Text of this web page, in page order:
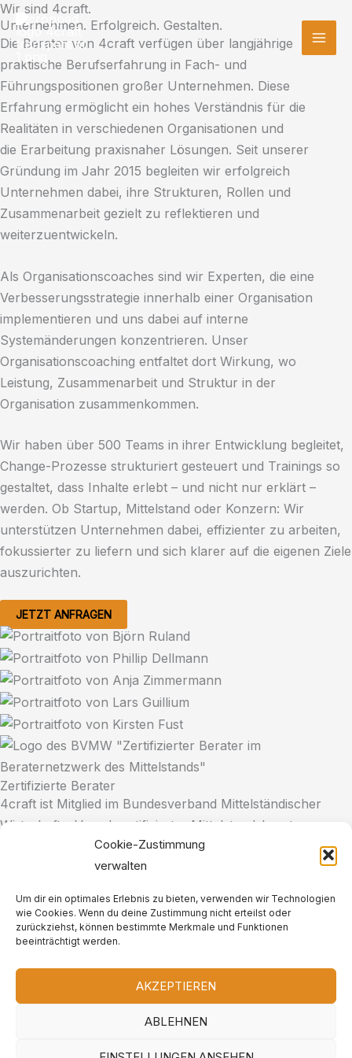
Cookie-Zustimmung
verwalten
Um dir ein optimales Erlebnis zu bieten, verwenden wir Technologien
wie Cookies. Wenn du deine Zustimmung nicht erteilst oder
zurückziehst, können bestimmte Merkmale und Funktionen
beeinträchtigt werden.
AKZEPTIEREN
ABLEHNEN
Zum
Inhalt
springen
Wir sind 4craft.
Unternehmen. Erfolgreich. Gestalten.
Die Berater von 4craft verfügen über langjährige
praktische Berufserfahrung in Fach- und
Führungspositionen großer Unternehmen. Diese
Erfahrung ermöglicht ein hohes Verständnis für die
Realitäten in verschiedenen Organisationen und
die Erarbeitung praxisnaher Lösungen. ​​Seit unserer
Gründung im Jahr 2015 begleiten wir erfolgreich
Unternehmen dabei, ihre Strukturen, Rollen und
Zusammenarbeit gezielt zu reflektieren und
weiterzuentwickeln.​
Als Organisationscoaches sind wir Experten, die eine
Verbesserungsstrategie innerhalb einer Organisation
implementieren und uns dabei auf interne
Systemänderungen konzentrieren. Unser
Organisationscoaching entfaltet dort Wirkung, wo
Leistung, Zusammenarbeit und Struktur in der
Organisation zusammenkommen.
Wir haben über 500 Teams in ihrer Entwicklung begleitet,
Change-Prozesse strukturiert gesteuert und Trainings so
gestaltet, dass Inhalte erlebt – und nicht nur erklärt –
werden. Ob Startup, Mittelstand oder Konzern: Wir
unterstützen Unternehmen dabei, effizienter zu arbeiten,
fokussierter zu liefern und sich klarer auf die eigenen Ziele
auszurichten.​
JETZT ANFRAGEN
Zertifizierte Berater
4craft ist Mitglied im Bundesverband Mittelständischer
Wirtschaft e.V. und zertifizierter Mittelstandsberater.
Unser Team aus Beratern verfügt über jahrelange
Projektmanagement und Transformationen.
4craft GmbH - Otto-Hesse-Str. 19b - 64293 Darmstadt |
Telefon: +49 6151 5033490 | Email: info@4craft.de